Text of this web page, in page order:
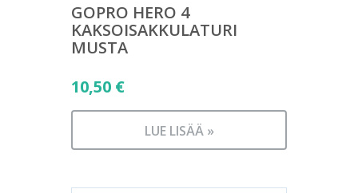
GOPRO HERO 4
KAKSOISAKKULATURI
MUSTA
10,50 €
LUE LISÄÄ »